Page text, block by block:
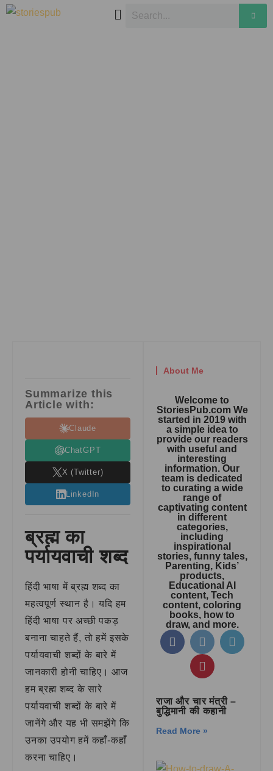
Summarize this
Article with:
Claude
ChatGPT
X (Twitter)
LinkedIn
ब्रह्म का
पर्यायवाची शब्द
हिंदी भाषा में ब्रह्म शब्द का
महत्वपूर्ण स्थान है। यदि हम
हिंदी भाषा पर अच्छी पकड़
बनाना चाहते हैं, तो हमें इसके
पर्यायवाची शब्दों के बारे में
जानकारी होनी चाहिए। आज
हम ब्रह्म शब्द के सारे
पर्यायवाची शब्दों के बारे में
जानेंगे और यह भी समझेंगे कि
उनका उपयोग हमें कहाँ-कहाँ
करना चाहिए।
About Me
Welcome to
StoriesPub.com We
started in 2019 with
a simple idea to
provide our readers
with useful and
interesting
information. Our
team is dedicated
to curating a wide
range of
captivating content
in different
categories,
including
inspirational
stories, funny tales,
Parenting, Kids’
products,
Educational AI
content, Tech
content, coloring
books, how to
draw, and more.
राजा और चार मंत्री –
बुद्धिमानी की कहानी
Read More »